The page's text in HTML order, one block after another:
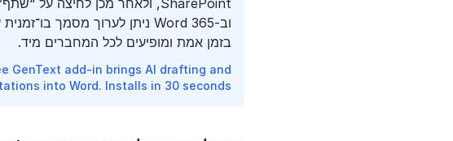
בזמן אמת ומופיעים לכל המחברים מיד.
GenText add-in brings AI drafting and
into Word. Installs in 30 seconds →